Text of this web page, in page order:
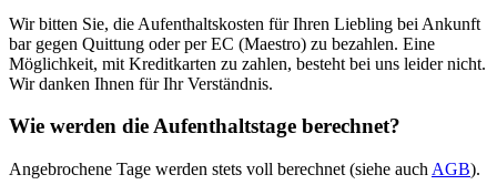
Wir bitten Sie, die Aufenthaltskosten für Ihren Liebling bei Ankunft
bar gegen Quittung oder per EC (Maestro) zu bezahlen. Eine
Möglichkeit, mit Kreditkarten zu zahlen, besteht bei uns leider nicht.
Wir danken Ihnen für Ihr Verständnis.
Wie werden die Aufenthaltstage berechnet?
Angebrochene Tage werden stets voll berechnet (siehe auch AGB).